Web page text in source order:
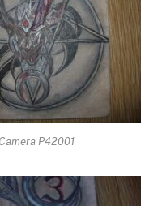
P42001